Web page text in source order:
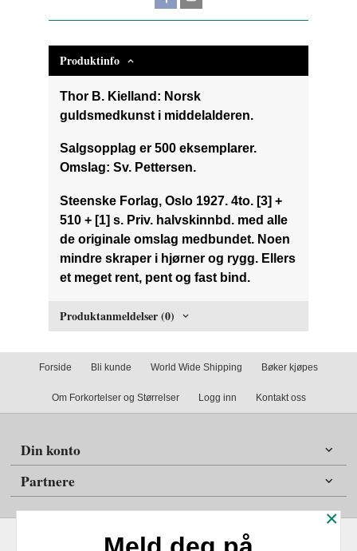
Produktinfo
Thor B. Kielland: Norsk
guldsmedkunst i middelalderen.
Salgsopplag er 500 eksemplarer.
Omslag: Sv. Pettersen.
Steenske Forlag, Oslo 1927. 4to. [3] +
510 + [1] s. Priv. halvskinnbd. med alle
de originale omslag medbundet. Noen
mindre skraper i hjørner og rygg. Ellers
et meget rent, pent og fast bind.
Produktanmeldelser (0)
Forside Bli kunde World Wide Shipping Bøker kjøpes
Om Forkortelser og Størrelser Logg inn Kontakt oss
Din konto
Partnere
×